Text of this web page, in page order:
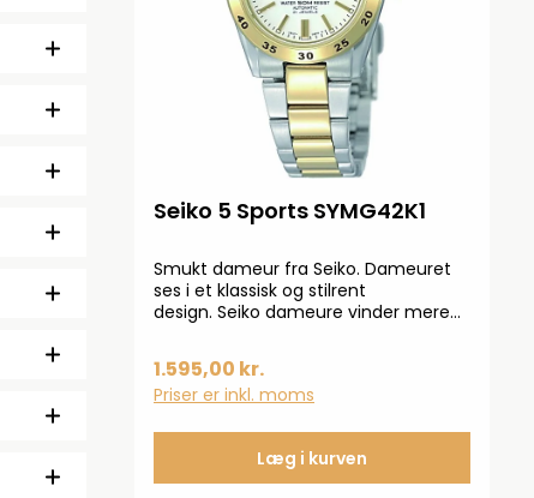
Seiko 5 Sports SYMG42K1
Smukt dameur fra Seiko. Dameuret
ses i et klassisk og stilrent
design. Seiko dameure vinder mere
mest solgte.Ø 26 mm. Automatik
urværk betyder at uret trækkes op
ved almindelige håndledsbevægelse
1.595,00 kr.
Priser er inkl. moms
Læg i kurven